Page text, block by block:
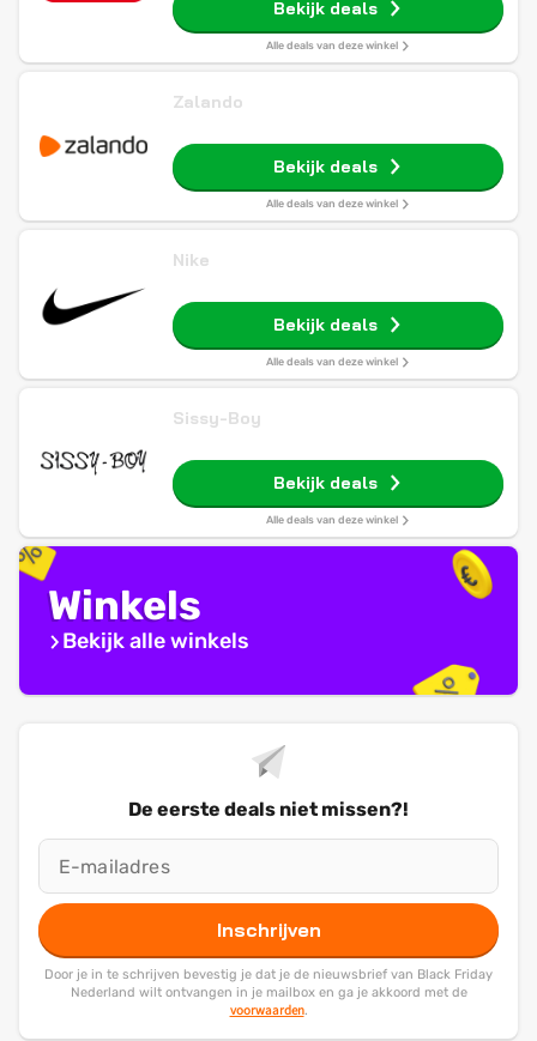
Bekijk deals
Alle deals van deze winkel
Zalando
Bekijk deals
Alle deals van deze winkel
Nike
Bekijk deals
Alle deals van deze winkel
Sissy-Boy
Bekijk deals
Alle deals van deze winkel
Winkels
Bekijk alle winkels
De eerste deals niet missen?!
Inschrijven
Door je in te schrijven bevestig je dat je de nieuwsbrief van Black Friday
Nederland wilt ontvangen in je mailbox en ga je akkoord met de
voorwaarden.